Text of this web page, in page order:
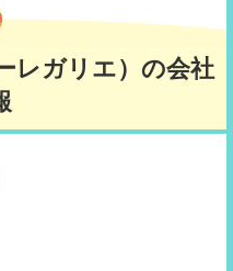
レガリエ）の会社